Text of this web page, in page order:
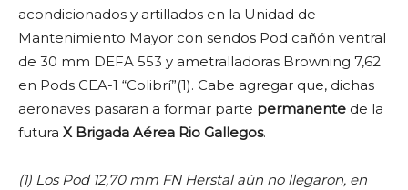
acondicionados y artillados en la Unidad de
Mantenimiento Mayor con sendos Pod cañón ventral
de 30 mm DEFA 553 y ametralladoras Browning 7,62
en Pods CEA-1 “Colibrí”(1). Cabe agregar que, dichas
aeronaves pasaran a formar parte permanente de la
futura X Brigada Aérea Rio Gallegos.
(1) Los Pod 12,70 mm FN Herstal aún no llegaron, en